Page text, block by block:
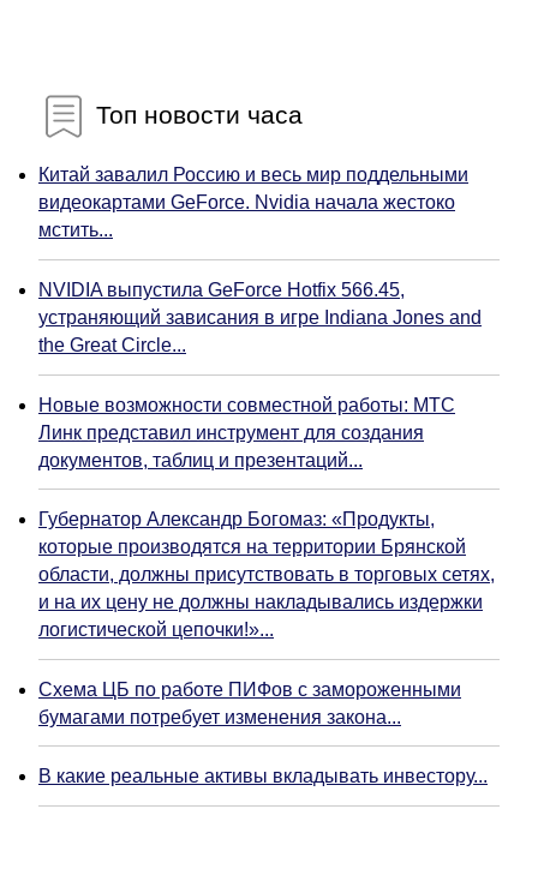
Топ новости часа
Китай завалил Россию и весь мир поддельными
видеокартами GeForce. Nvidia начала жестоко
мстить...
NVIDIA выпустила GeForce Hotfix 566.45,
устраняющий зависания в игре Indiana Jones and
the Great Circle...
Новые возможности совместной работы: МТС
Линк представил инструмент для создания
документов, таблиц и презентаций...
Губернатор Александр Богомаз: «Продукты,
которые производятся на территории Брянской
области, должны присутствовать в торговых сетях,
и на их цену не должны накладывались издержки
логистической цепочки!»...
Схема ЦБ по работе ПИФов с замороженными
бумагами потребует изменения закона...
В какие реальные активы вкладывать инвестору...